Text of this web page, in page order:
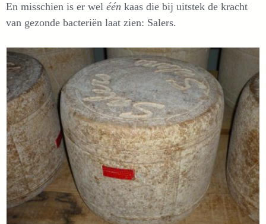
En misschien is er wel één kaas die bij uitstek de kracht
van gezonde bacteriën laat zien: Salers.